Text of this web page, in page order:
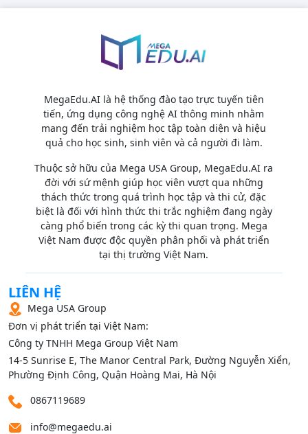
MegaEdu.AI là hệ thống đào tạo trực tuyến tiên
tiến, ứng dụng công nghệ AI thông minh nhằm
mang đến trải nghiệm học tập toàn diện và hiệu
quả cho học sinh, sinh viên và cả người đi làm.
Thuộc sở hữu của Mega USA Group, MegaEdu.AI ra
đời với sứ mệnh giúp học viên vượt qua những
thách thức trong quá trình học tập và thi cử, đặc
biệt là đối với hình thức thi trắc nghiệm đang ngày
càng phổ biến trong các kỳ thi quan trọng. Mega
Việt Nam được độc quyền phân phối và phát triển
tại thị trường Việt Nam.
LIÊN HỆ
Mega USA Group
Đơn vị phát triển tại Việt Nam:
Công ty TNHH Mega Group Việt Nam
14‑5 Sunrise E, The Manor Central Park, Đường Nguyễn Xiển,
Phường Định Công, Quận Hoàng Mai, Hà Nội
0867119689
info@megaedu.ai